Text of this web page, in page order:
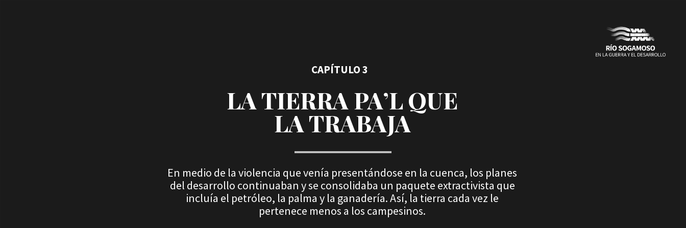
En medio de la violencia que venía presentándose en la cuenca, los planes
del desarrollo continuaban y se consolidaba un paquete extractivista que
incluía el petróleo, la palma y la ganadería. Así, la tierra cada vez le
pertenece menos a los campesinos.
CAPÍTULO 3
LA TIERRA PA’L QUE
LA TRABAJA